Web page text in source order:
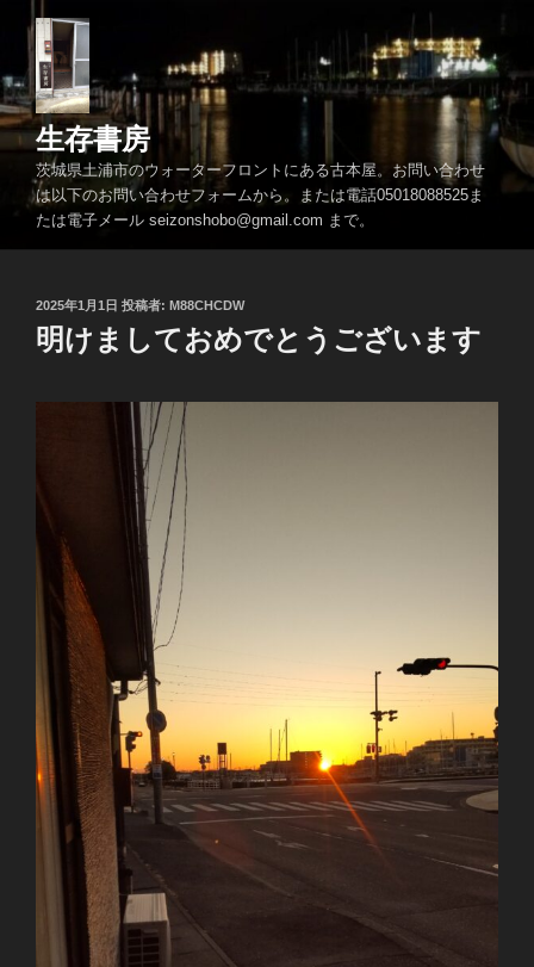
ン
ツ
生存書房
茨城県土浦市のウォーターフロントにある古本屋。お問い合わせ
は以下のお問い合わせフォームから。または電話05018088525ま
たは電子メール seizonshobo@gmail.com まで。
投
稿
日:
2025年1月1日 投稿者: M88CHCDW
明けましておめでとうございます